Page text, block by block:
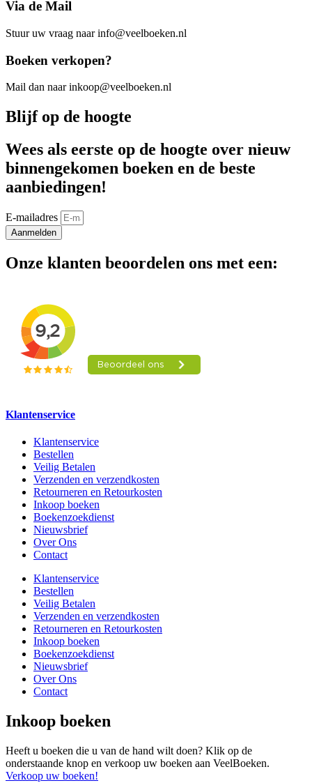
Via de Mail
Stuur uw vraag naar info@veelboeken.nl
Boeken verkopen?
Mail dan naar inkoop@veelboeken.nl
Blijf op de hoogte
Wees als eerste op de hoogte over nieuw
binnengekomen boeken en de beste
aanbiedingen!
E-mailadres
Aanmelden
Onze klanten beoordelen ons met een:
Klantenservice
Klantenservice
Bestellen
Veilig Betalen
Verzenden en verzendkosten
Retourneren en Retourkosten
Inkoop boeken
Boekenzoekdienst
Nieuwsbrief
Over Ons
Contact
Klantenservice
Bestellen
Veilig Betalen
Verzenden en verzendkosten
Retourneren en Retourkosten
Inkoop boeken
Boekenzoekdienst
Nieuwsbrief
Over Ons
Contact
Inkoop boeken
Heeft u boeken die u van de hand wilt doen? Klik op de
onderstaande knop en verkoop uw boeken aan VeelBoeken.
Verkoop uw boeken!